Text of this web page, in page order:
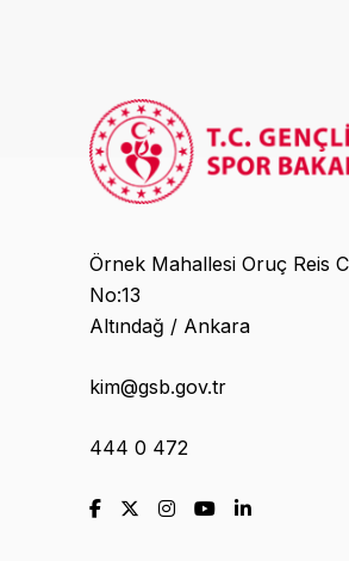
Örnek Mahallesi Oruç Reis
No:13
Altındağ / Ankara
kim@gsb.gov.tr
444 0 472